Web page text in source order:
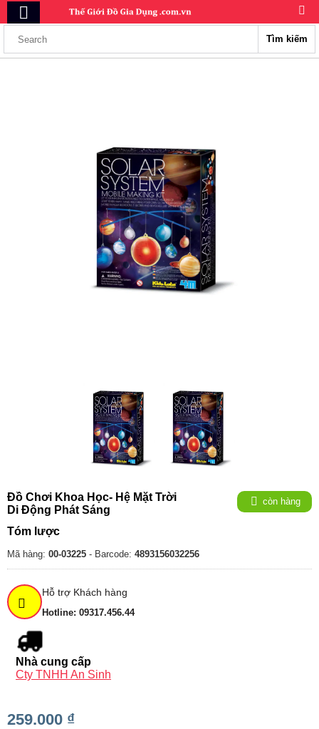
Tìm kiếm
Đồ Chơi Khoa Học- Hệ Mặt Trời
Di Động Phát Sáng
còn hàng
Tóm lược
Mã hàng: 00-03225 - Barcode: 4893156032256
Hỗ trợ Khách hàng
Hotline: 09317.456.44
Nhà cung cấp
Cty TNHH An Sinh
259.000 ₫